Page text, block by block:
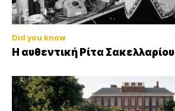
Did you know
Η αυθεντική Ρίτα Σακελλαρίου